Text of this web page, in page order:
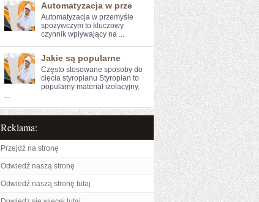
Automatyzacja w prze
Automatyzacja w przemyśle
spożywczym to kluczowy⁤
czynnik wpływający na ...
Jakie są popularne
Często stosowane sposoby do
cięcia styropianu Styropian to
popularny materiał izolacyjny,
...
Reklama:
Przejdź na stronę
Odwiedź naszą stronę
Odwiedź naszą stronę tutaj